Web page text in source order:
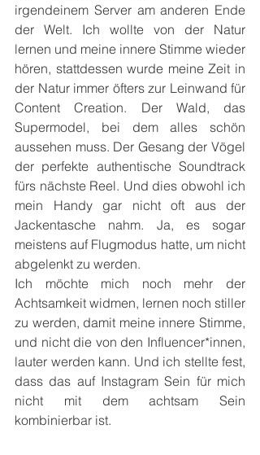
irgendeinem Server am anderen Ende
der Welt. Ich wollte von der Natur
lernen und meine innere Stimme wieder
hören, stattdessen wurde meine Zeit in
der Natur immer öfters zur Leinwand für
Content Creation. Der Wald, das
Supermodel, bei dem alles schön
aussehen muss. Der Gesang der Vögel
der perfekte authentische Soundtrack
fürs nächste Reel. Und dies obwohl ich
mein Handy gar nicht oft aus der
Jackentasche nahm. Ja, es sogar
meistens auf Flugmodus hatte, um nicht
abgelenkt zu werden.
Ich möchte mich noch mehr der
Achtsamkeit widmen, lernen noch stiller
zu werden, damit meine innere Stimme,
und nicht die von den Influencer*innen,
lauter werden kann. Und ich stellte fest,
dass das auf Instagram Sein für mich
nicht mit dem achtsam Sein
kombinierbar ist.